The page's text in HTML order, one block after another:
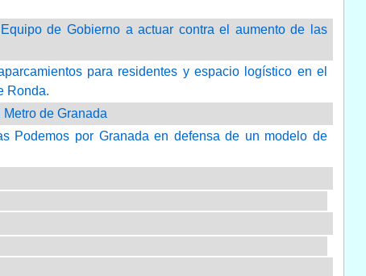
de Gobierno a actuar contra el aumento de las
para residentes y espacio logístico en el
Ronda.
de Granada
Podemos por Granada en defensa de un modelo de